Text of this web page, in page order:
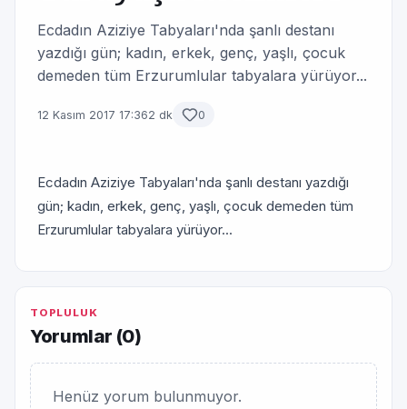
Ecdadın Aziziye Tabyaları'nda şanlı destanı
yazdığı gün; kadın, erkek, genç, yaşlı, çocuk
demeden tüm Erzurumlular tabyalara yürüyor...
12 Kasım 2017 17:362 dk 0
Ecdadın Aziziye Tabyaları'nda şanlı destanı yazdığı
gün; kadın, erkek, genç, yaşlı, çocuk demeden tüm
Erzurumlular tabyalara yürüyor...
TOPLULUK
Yorumlar (0)
Henüz yorum bulunmuyor.